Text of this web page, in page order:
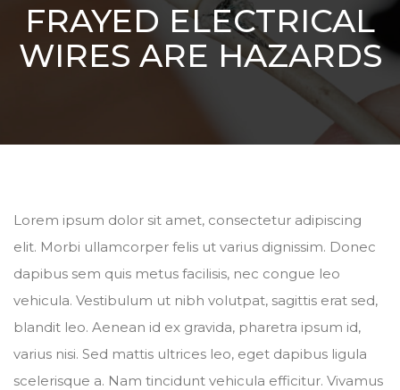
FRAYED ELECTRICAL
WIRES ARE HAZARDS
Lorem ipsum dolor sit amet, consectetur adipiscing
elit. Morbi ullamcorper felis ut varius dignissim. Donec
dapibus sem quis metus facilisis, nec congue leo
vehicula. Vestibulum ut nibh volutpat, sagittis erat sed,
blandit leo. Aenean id ex gravida, pharetra ipsum id,
varius nisi. Sed mattis ultrices leo, eget dapibus ligula
scelerisque a. Nam tincidunt vehicula efficitur. Vivamus